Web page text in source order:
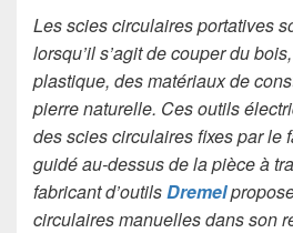
Les scies circulaires portatives
lorsqu’il s’agit de couper du
plastique, des matériaux de
pierre naturelle. Ces outils
des scies circulaires fixes par le
guidé au-dessus de la pièce à
fabricant d’outilsDremel
circulaires manuelles dans son